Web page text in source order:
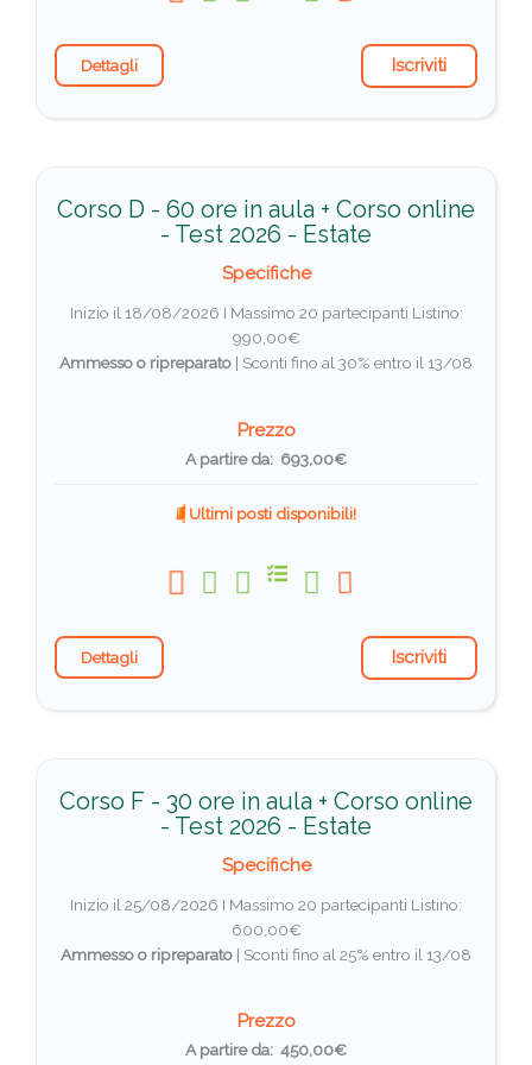
Dettagli Iscriviti
Corso D - 60 ore in aula + Corso online
- Test 2026 - Estate
Specifiche
Inizio il 18/08/2026 I Massimo 20 partecipanti Listino:
990,00€
Ammesso o ripreparato | Sconti fino al 30% entro il 13/08
Prezzo
A partire da: 693,00€
Ultimi posti disponibili!
Dettagli Iscriviti
Corso F - 30 ore in aula + Corso online
- Test 2026 - Estate
Specifiche
Inizio il 25/08/2026 I Massimo 20 partecipanti Listino:
600,00€
Ammesso o ripreparato | Sconti fino al 25% entro il 13/08
Prezzo
A partire da: 450,00€